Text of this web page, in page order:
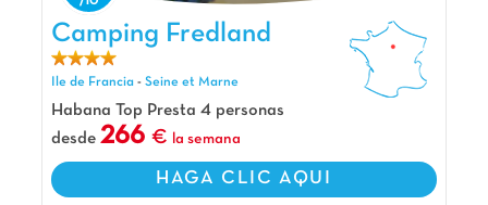
joya! Con una piscina y toboganes que
encantarán a los niños, mini golf para desafíos
familiares y alojamientos Bubble con jacuzzi
privado para un momento solo para ustedes:
¡todo está pensado para complacer a toda la
familia! Y como bonus, están a solo 20 minutos
escapada inolvidable!
Camping Fredland, Camping Ile de Francia
Camping Fredland
Ile de Francia - Seine et Marne
Habana Top Presta 4 personas
desde 266 la semana
HAGA CLIC AQUI